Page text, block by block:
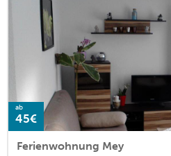
ab
45€
Ferienwohnung Mey